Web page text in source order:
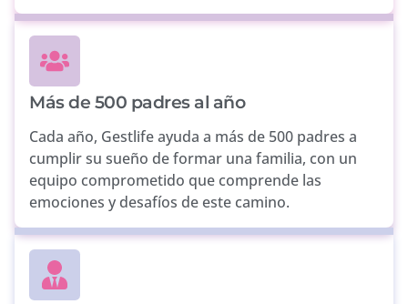
Más de 500 padres al año
Cada año, Gestlife ayuda a más de 500 padres a
cumplir su sueño de formar una familia, con un
equipo comprometido que comprende las
emociones y desafíos de este camino.